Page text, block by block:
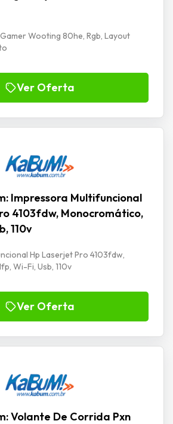
Wooting 80he, Rgb, Layout
Ver Oferta
Impressora Multifuncional
4103fdw, Monocromático,
110v
Hp Laserjet Pro 4103fdw,
Wi-Fi, Usb, 110v
Ver Oferta
Volante De Corrida Pxn